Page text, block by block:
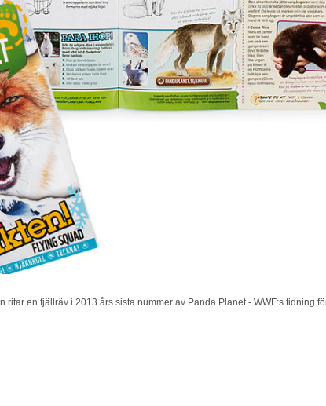
ritar en fjällräv i 2013 års sista nummer av Panda Planet - WWF:s tidning